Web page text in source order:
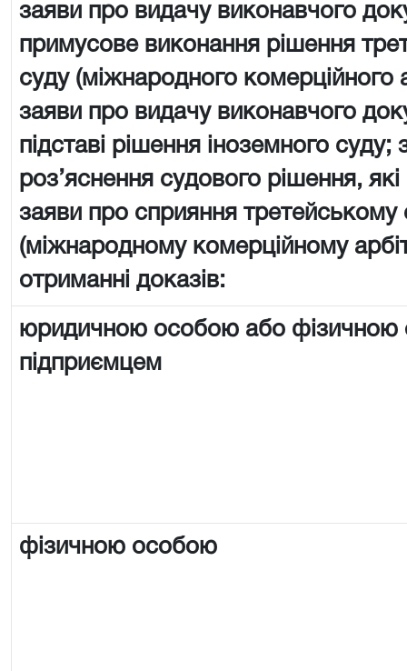
заяви про видачу виконавчого
примусове виконання рішення
суду (міжнародного комерційного
заяви про видачу виконавчого
підставі рішення іноземного суду;
роз’яснення судового рішення,
заяви про сприяння третейському
(міжнародному комерційному
отриманні доказів:
юридичною особою або
підприємцем
фізичною особою